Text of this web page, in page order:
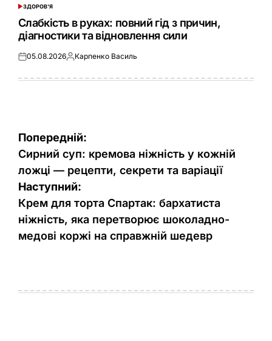
ОПУБЛІКУВАТИ
ЗДОРОВ'Я
Слабкість в руках: повний гід з причин,
діагностики та відновлення сили
Оприлюднено
05.08.2026Опубліковано
Карпенко Василь
Навігація
записів
Попередній:
Сирний суп: кремова ніжність у кожній
ложці — рецепти, секрети та варіації
Наступний:
Крем для торта Спартак: бархатиста
ніжність, яка перетворює шоколадно-
медові коржі на справжній шедевр